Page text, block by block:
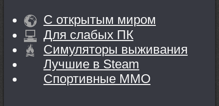
С открытым миром
Для слабых ПК
Симуляторы выживания
Лучшие в Steam
Спортивные MMO